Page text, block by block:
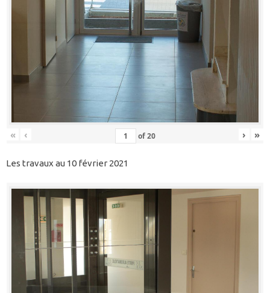
« ‹ of20 › »
Les travaux au 10 février 2021